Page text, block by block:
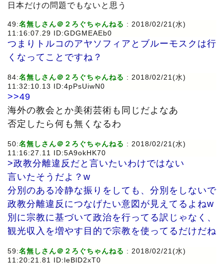
日本だけの問題でもないと思う
49:名無しさん＠２ろぐちゃんねる : 2018/02/21(水)
11:16:07.29 ID:GDGMEAEb0
つまりトルコのアヤソフィアとブルーモスクは行
くなってことですね？
84:名無しさん＠２ろぐちゃんねる : 2018/02/21(水)
11:32:10.13 ID:4pPsUiwN0
>>49
海外の教会とか美術芸術も同じだよなあ
否定したら何も無くなるわ
50:名無しさん＠２ろぐちゃんねる : 2018/02/21(水)
11:16:27.11 ID:5A9okHK70
>政教分離違反だと言いたいわけではない
言いたそうだよ？w
分別のある冷静な振りをしても、分別をしないで
政教分離違反につなげたい意図が見えてるよねw
別に宗教に基づいて政治を行ってる訳じゃなく、
観光収入を増やす目的で宗教を使ってるだけだね
59:名無しさん＠２ろぐちゃんねる : 2018/02/21(水)
11:20:21.81 ID:leBlD2xT0